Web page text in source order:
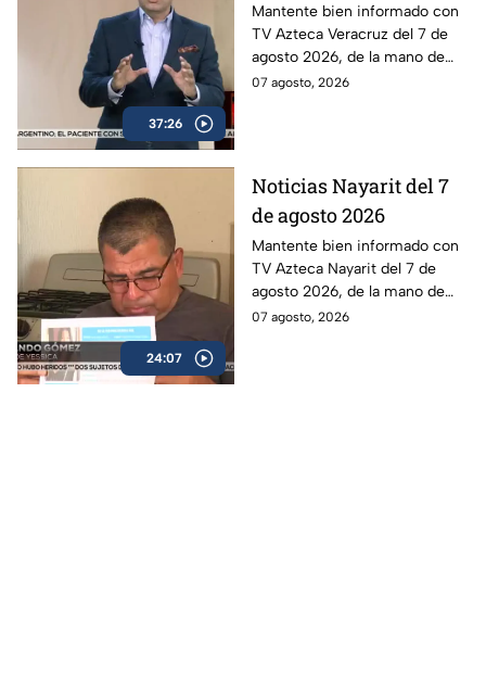
37:26
Mantente bien informado con
TV Azteca Veracruz del 7 de
agosto 2026, de la mano de
Berenice Girón y Gerson
07 agosto, 2026
24:07
Noticias Nayarit del 7
de agosto 2026
Mantente bien informado con
TV Azteca Nayarit del 7 de
agosto 2026, de la mano de
Jorge Kirschner.
07 agosto, 2026